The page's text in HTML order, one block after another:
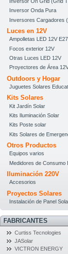
Inversor Onda Pura
Inversores Cargadores
Luces en 12V
Ampolletas LED 12V E27
Focos exterior 12V
Otras Luces LED 12V
Proyectores de Área
Outdoors y Hogar
Juguetes Solares
Kits Solares
Kit Jardín Solar
Kits Iluminación Solar
Kits Poste solar
Kits Solares de
Otros Productos
Equipos varios
Medidores de Consumo
Iluminación 220V
Accesorios
Proyectos Solares
Instalación de Panel
FABRICANTES
Curtiss Tecnologies
JASolar
VICTRON ENERGY